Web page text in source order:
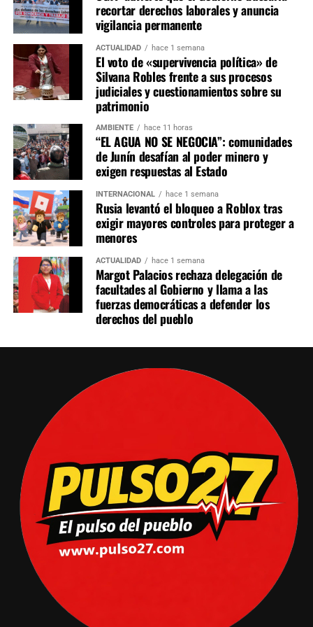
Tulumayo y Achamayo, además de revisar concesiones
mineras y registros REINFO, fortalecer la vigilancia
sanitaria y apoyar a los piscicultores afectados. Sin
embargo, la promesa encontró un freno en el propio
Consejo Regional de Junín. A comienzos de julio, solo
tres consejeros respaldaron su aprobación inmediata y la
mayoría decidió enviarla durante 30 días adicionales a la
Comisión de Recursos Naturales y Medio Ambiente, a la
espera de informes de la ANA, MINAM y SERNANP.
La sesión estuvo marcada además por la intervención de
abogados que se presentaron como representantes de
empresas mineras de la zona, entre ellas Oro Negro. El
gerente regional de Recursos Naturales, Vladimir Yáñez,
cuestionó la postergación y señaló que la intervención
privada generó dudas entre los consejeros, pese a que el
equipo técnico había calificado la protección de las
cabeceras como un asunto urgente y emergente. Así, más
de un mes después del acuerdo con las comunidades, la
La respuesta estatal también abrió otro frente. Semanas
después de la protesta, la Fiscalía Provincial Penal de
Huancayo inició una investigación preliminar contra el
alcalde de Pariahuanca, Wilson Quispe Camarena, y otros
cinco dirigentes por el bloqueo de los accesos al
Gobierno Regional. Para las organizaciones campesinas,
la situación resulta preocupante: mientras los dirigentes
que protestaron son investigados, hasta la fecha no
existen responsables identificados por la contaminación
con cianuro denunciada en el Yuracyacu.
El problema alcanza también al Gobierno Nacional. En
mayo, la Comisión de Pueblos Andinos, Amazónicos y
Afroperuanos, Ambiente y Ecología del Congreso abordó
formalmente la contaminación del Yuracyacu y solicitó
informes al OEFA y la ANA. La comisión calificó el hecho
recortar derechos laborales y anuncia
vigilancia permanente
ACTUALIDAD hace 1 semana
El voto de «supervivencia política» de
Silvana Robles frente a sus procesos
judiciales y cuestionamientos sobre su
patrimonio
AMBIENTE hace 11 horas
“EL AGUA NO SE NEGOCIA”: comunidades
de Junín desafían al poder minero y
exigen respuestas al Estado
INTERNACIONAL hace 1 semana
Rusia levantó el bloqueo a Roblox tras
exigir mayores controles para proteger a
menores
ACTUALIDAD hace 1 semana
Margot Palacios rechaza delegación de
facultades al Gobierno y llama a las
fuerzas democráticas a defender los
derechos del pueblo